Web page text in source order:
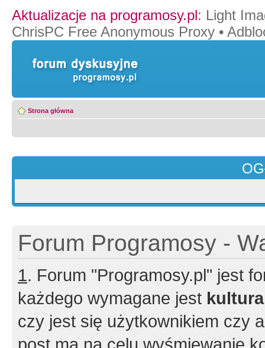
Aktualizacje na programosy.pl: Light
ChrisPC Free Anonymous Proxy •
Strona główna
Forum Programosy -
1. Forum "Programosy.pl" jest
każdego wymagane jest
czy jest się użytkownikiem czy